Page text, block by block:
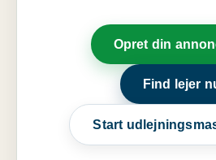
Opret din
Find lejer
Start